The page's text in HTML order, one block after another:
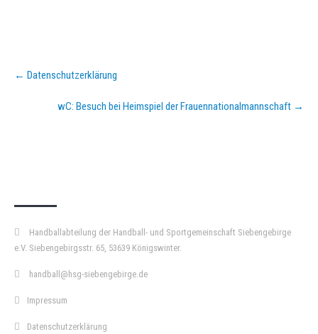
Post
navigation
← Datenschutzerklärung
wC: Besuch bei Heimspiel der Frauennationalmannschaft →
Handballabteilung der Handball- und Sportgemeinschaft Siebengebirge
e.V. Siebengebirgsstr. 65, 53639 Königswinter.
handball@hsg-siebengebirge.de
Impressum
Datenschutzerklärung